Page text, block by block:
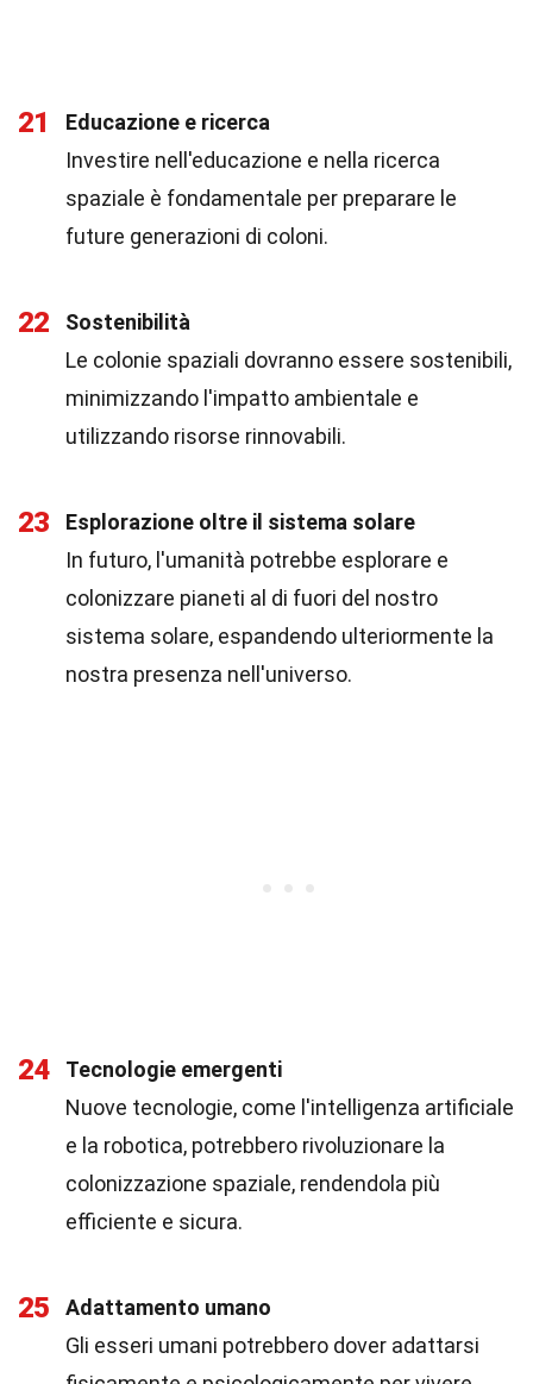
21
Educazione e ricerca
Investire nell'educazione e nella ricerca
spaziale è fondamentale per preparare le
future generazioni di coloni.
22
Sostenibilità
Le colonie spaziali dovranno essere sostenibili,
minimizzando l'impatto ambientale e
utilizzando risorse rinnovabili.
23
Esplorazione oltre il sistema solare
In futuro, l'umanità potrebbe esplorare e
colonizzare pianeti al di fuori del nostro
sistema solare, espandendo ulteriormente la
nostra presenza nell'universo.
24
Tecnologie emergenti
Nuove tecnologie, come l'intelligenza artificiale
e la robotica, potrebbero rivoluzionare la
colonizzazione spaziale, rendendola più
efficiente e sicura.
25
Adattamento umano
Gli esseri umani potrebbero dover adattarsi